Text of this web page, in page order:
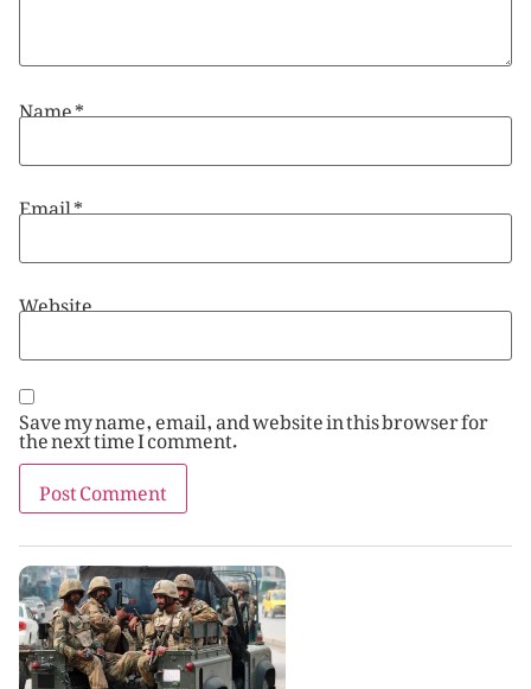
Name*
Email*
Website
Save my name, email, and website in this browser for
the next time I comment.